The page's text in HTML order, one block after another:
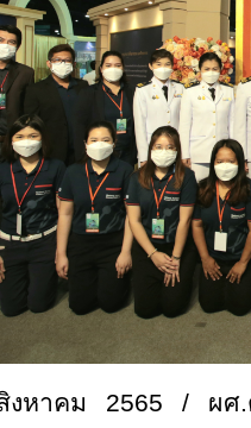
งหาคม 2565 / ผศ.